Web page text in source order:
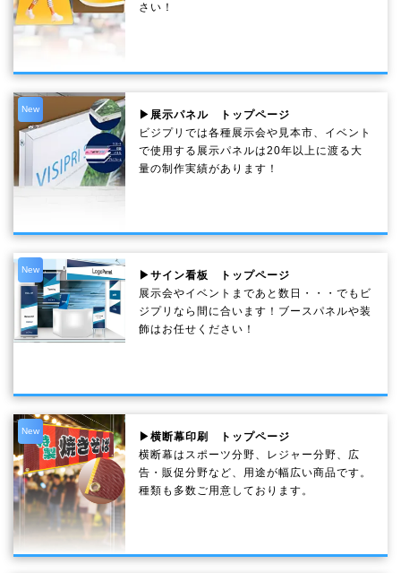
さい！
New
▶展示パネル トップページ
ビジプリでは各種展示会や見本市、イベント
で使用する展示パネルは20年以上に渡る大
量の制作実績があります！
New
▶サイン看板 トップページ
展示会やイベントまであと数日・・・でもビ
ジプリなら間に合います！ブースパネルや装
飾はお任せください！
New
▶横断幕印刷 トップページ
横断幕はスポーツ分野、レジャー分野、広
告・販促分野など、用途が幅広い商品です。
種類も多数ご用意しております。